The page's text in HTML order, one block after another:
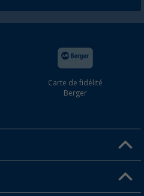
Carte de fidélité
Berger